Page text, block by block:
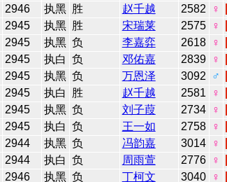
2946 执黑 胜 赵千越 2582
♀
2945 执黑 胜 宋瑞莱 2575
♀
2945 执黑 负 李嘉弈 2618
♀
2945 执白 负 邓佑嘉 2839
♀
2945 执黑 负 万恩泽 3092
♂
2945 执白 胜 赵千越 2581
♀
2945 执黑 负 刘子葭 2734
♀
2945 执白 负 王一如 2758
♀
2944 执黑 负 冯韵嘉 3014
♀
2944 执白 负 周雨萱 2776
♀
2946 执黑 负 丁柯文 3040
♀